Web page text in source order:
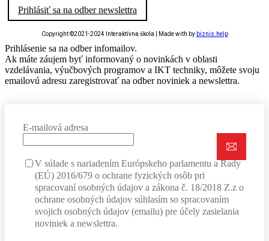
Prihlásiť sa na odber newslettra
Copyright ©2021-2024 Interaktívna škola | Made with by biznis.help
Prihlásenie sa na odber infomailov.
Ak máte záujem byť informovaný o novinkách v oblasti
vzdelávania, výučbových programov a IKT techniky, môžete svoju
emailovú adresu zaregistrovať na odber noviniek a newslettra.
E-mailová adresa
V súlade s nariadením Európskeho parlamentu a Rady
(EÚ) 2016/679 o ochrane fyzických osôb pri
spracovaní osobných údajov a zákona č. 18/2018 Z.z o
ochrane osobných údajov súhlasím so spracovaním
svojich osobných údajov (emailu) pre účely zasielania
noviniek a newslettra.